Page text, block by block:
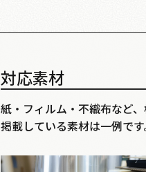
対応素材
紙・フィルム・不織布など
掲載している素材は一例で